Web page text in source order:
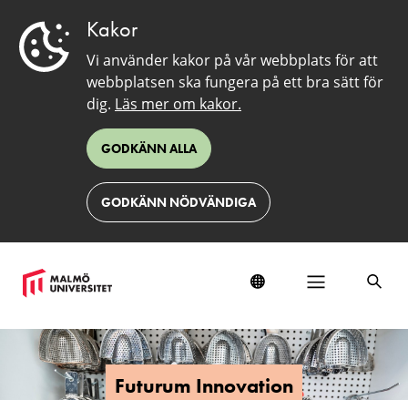
Kakor
Vi använder kakor på vår webbplats för att
webbplatsen ska fungera på ett bra sätt för
dig. Läs mer om kakor.
GODKÄNN ALLA
GODKÄNN NÖDVÄNDIGA
Futurum
Innovation
Futurum Innovation